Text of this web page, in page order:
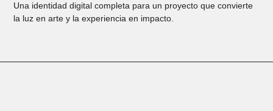
Una identidad digital completa para un proyecto que convierte
la luz en arte y la experiencia en impacto.